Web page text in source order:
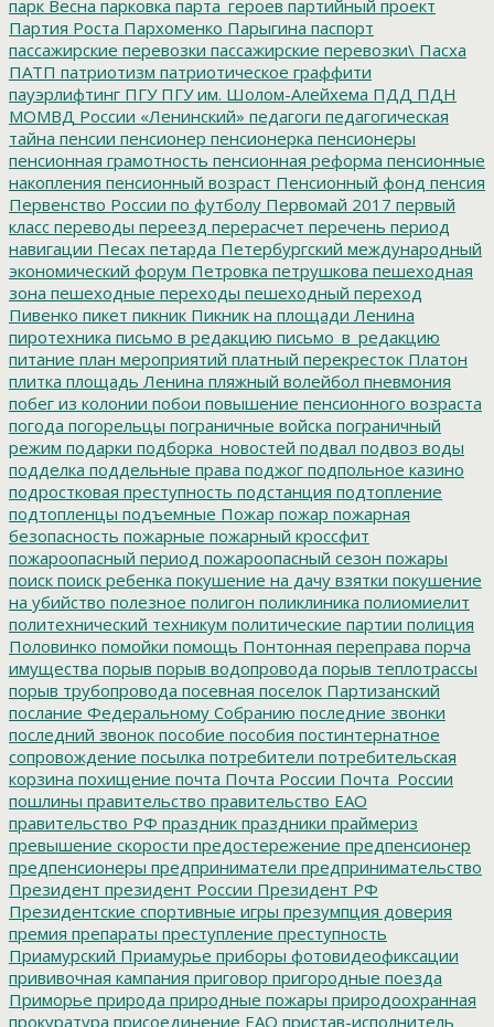
парк Весна парковка парта_героев партийный проект
Партия Роста Пархоменко Парыгина паспорт
пассажирские перевозки пассажирские перевозки\ Пасха
ПАТП патриотизм патриотическое граффити
пауэрлифтинг ПГУПГУ им. Шолом-Алейхема ПДД ПДН
МОМВД России «Ленинский» педагоги педагогическая
тайна пенсии пенсионер пенсионерка пенсионеры
пенсионная грамотность пенсионная реформа пенсионные
накопления пенсионный возраст Пенсионный фонд пенсия
Первенство России по футболу Первомай 2017 первый
класс переводы переезд перерасчет перечень период
навигации Песах петарда Петербургский международный
экономический форум Петровка петрушкова пешеходная
зона пешеходные переходы пешеходный переход
Пивенко пикет пикник Пикник на площади Ленина
пиротехника письмо в редакцию письмо_в_редакцию
питание план мероприятий платный перекресток Платон
плитка площадь Ленина пляжный волейбол пневмония
побег из колонии побои повышение пенсионного возраста
погода погорельцы пограничные войска пограничный
режим подарки подборка_новостей подвал подвоз воды
подделка поддельные права поджог подпольное казино
подростковая преступность подстанция подтопление
подтопленцы подъемные Пожар пожар пожарная
безопасность пожарные пожарный кроссфит
пожароопасный период пожароопасный сезон пожары
поиск поиск ребенка покушение на дачу взятки покушение
на убийство полезное полигон поликлиника полиомиелит
политехнический техникум политические партии полиция
Половинко помойки помощь Понтонная переправа порча
имущества порыв порыв водопровода порыв теплотрассы
порыв трубопровода посевная поселок Партизанский
послание Федеральному Собранию последние звонки
последний звонок пособие пособия постинтернатное
сопровождение посылка потребители потребительская
корзина похищение почта Почта России Почта_России
пошлины правительство правительство ЕАО
правительство РФ праздник праздники праймериз
превышение скорости предостережение предпенсионер
предпенсионеры предприниматели предпринимательство
Президент президент России Президент РФ
Президентские спортивные игры презумпция доверия
премия препараты преступление преступность
Приамурский Приамурье приборы фотовидеофиксации
прививочная кампания приговор пригородные поезда
Приморье природа природные пожары природоохранная
прокуратура присоединение ЕАО пристав-исполнитель